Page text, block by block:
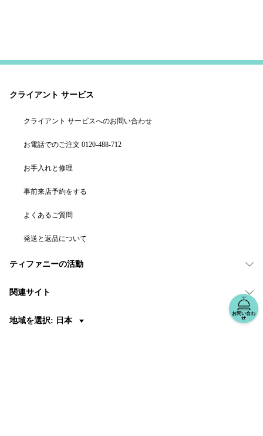
お問い合わ
せ
クライアント サービス
クライアント サービスへのお問い合わせ
お電話でのご注文 0120-488-712
お手入れと修理
事前来店予約をする
よくあるご質問
発送と返品について
ティファニーの活動
関連サイト
地域を選択: 日本